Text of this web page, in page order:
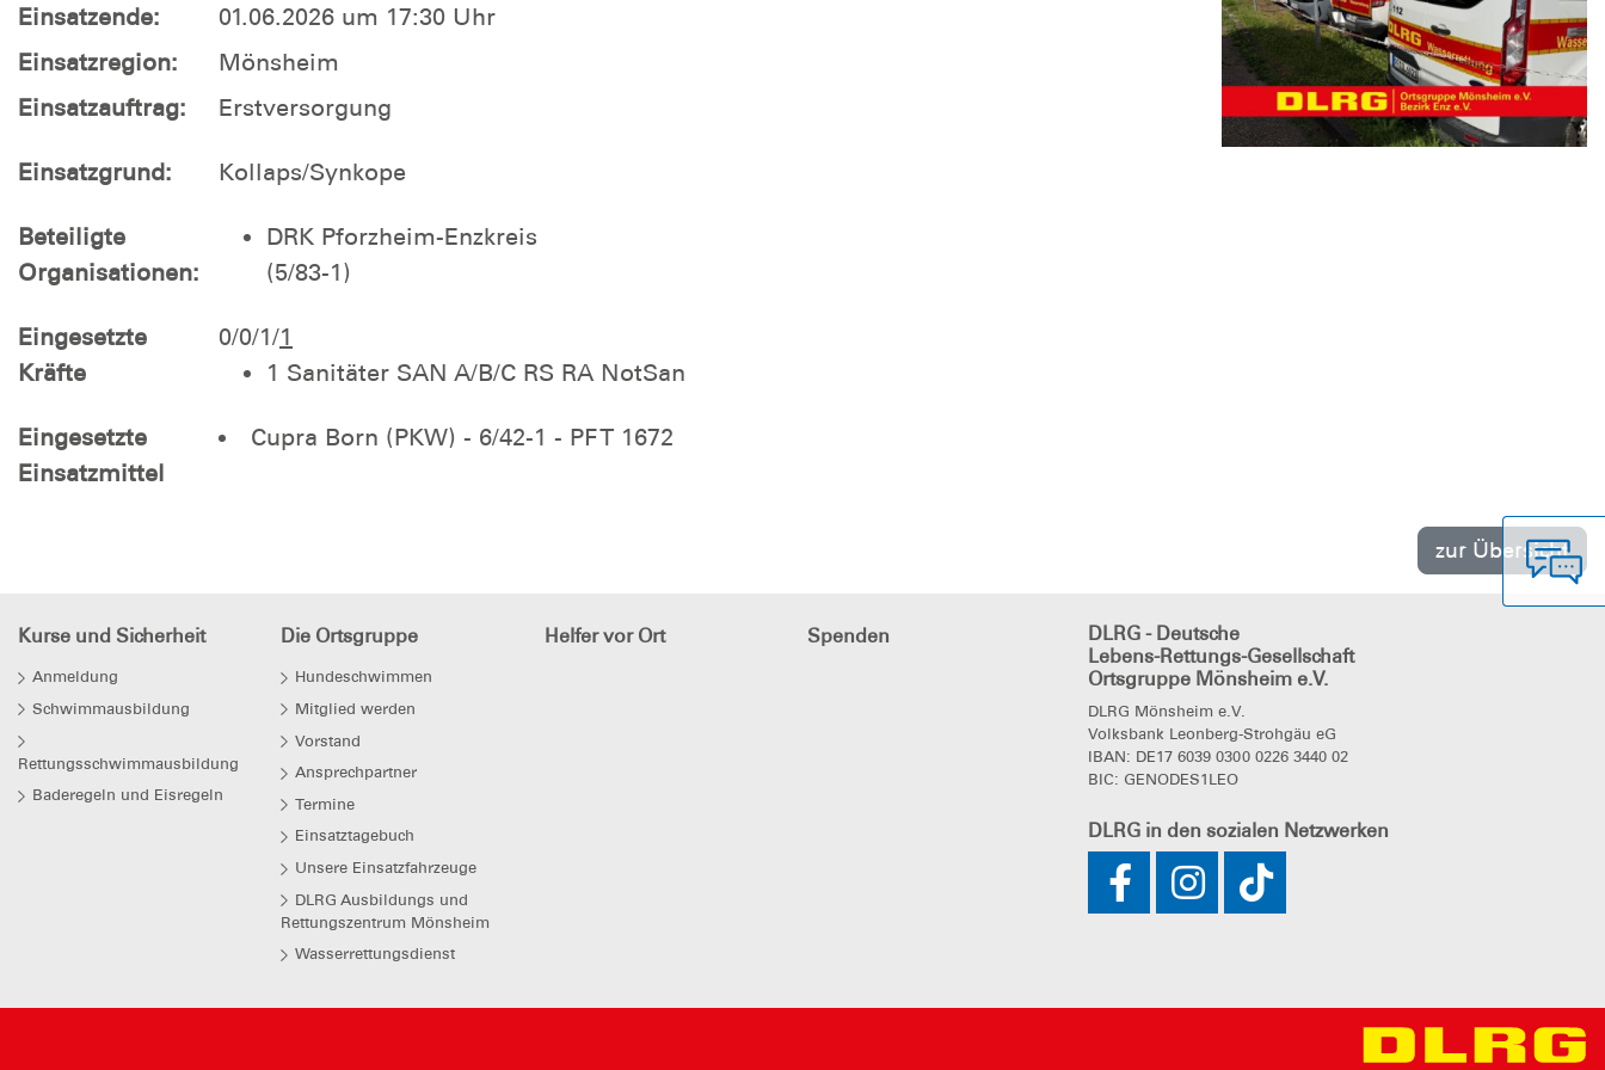
Einsatzende:
01.06.2026 um 17:30 Uhr
Einsatzregion:
Mönsheim
Einsatzauftrag:
Erstversorgung
Einsatzgrund: Kollaps/Synkope
Beteiligte
Organisationen:
DRK Pforzheim-Enzkreis
(5/83-1)
Eingesetzte
Kräfte
0/0/1/1
1 Sanitäter SAN A/B/C RS RA NotSan
Eingesetzte
Einsatzmittel
Cupra Born (PKW) - 6/42-1 - PF T 1672
zur Übersicht
Kurse und Sicherheit
Anmeldung
Schwimmausbildung
Rettungsschwimmausbildung
Baderegeln und Eisregeln
Die Ortsgruppe
Hundeschwimmen
Mitglied werden
Vorstand
Ansprechpartner
Termine
Einsatztagebuch
Unsere Einsatzfahrzeuge
DLRG Ausbildungs und
Rettungszentrum Mönsheim
Wasserrettungsdienst
Helfer vor Ort Spenden
DLRG - Deutsche
Lebens-Rettungs-Gesellschaft
Ortsgruppe Mönsheim e.V.
DLRG Mönsheim e.V.
Volksbank Leonberg-Strohgäu eG
IBAN: DE17 6039 0300 0226 3440 02
BIC: GENODES1LEO
DLRG in den sozialen Netzwerken